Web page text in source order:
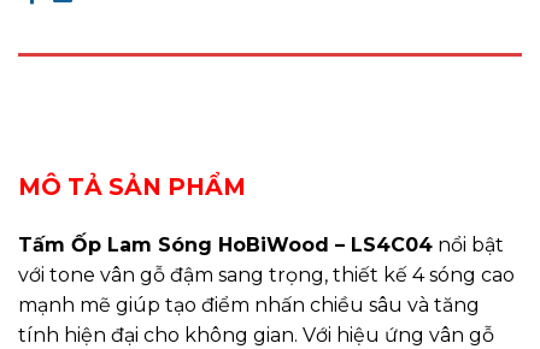
MÔ TẢ SẢN PHẨM
Tấm Ốp Lam Sóng HoBiWood – LS4C04 nổi bật
với tone vân gỗ đậm sang trọng, thiết kế 4 sóng cao
mạnh mẽ giúp tạo điểm nhấn chiều sâu và tăng
tính hiện đại cho không gian. Với hiệu ứng vân gỗ